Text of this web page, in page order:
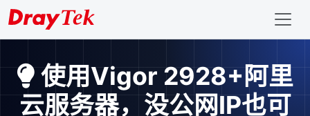
使用Vigor 2928+阿里
云服务器，没公网IP也可